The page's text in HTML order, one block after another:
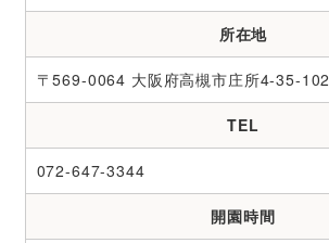
所在地
〒569-0064 大阪府高槻市庄所4-35-102
TEL
072-647-3344
開園時間